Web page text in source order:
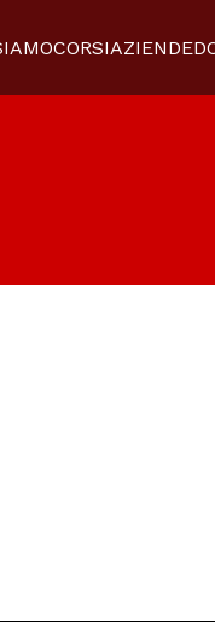
CORSIAZIENDE